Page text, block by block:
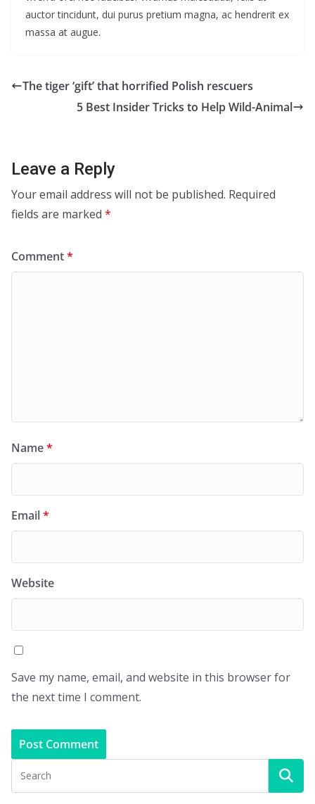
auctor tincidunt, dui purus pretium magna, ac hendrerit ex
massa at augue.
The tiger ‘gift’ that horrified Polish rescuers
5 Best Insider Tricks to Help Wild-Animal
Leave a Reply
Your email address will not be published. Required
fields are marked *
Comment*
Name*
Email*
Website
Save my name, email, and website in this browser for
the next time I comment.